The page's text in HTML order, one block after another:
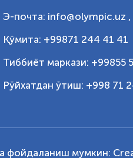
Э-почта: info@olympic.uz ,
Қўмита: +99871 244 41 41
Тиббиёт маркази: +99855
Рўйхатдан ўтиш: +998 71
фойдаланиш мумкин: